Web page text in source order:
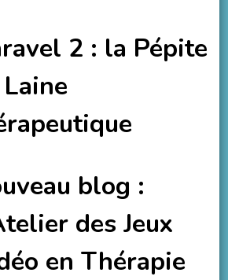
2 : la Pépite
blog :
des Jeux
en Thérapie